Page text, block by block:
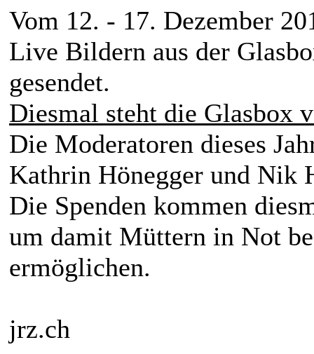
Vom 12. - 17. Dezember
Live Bildern aus der
gesendet.
Diesmal steht die Glasbox
Die Moderatoren dieses
Kathrin Hönegger und Nik
Die Spenden kommen
um damit Müttern in Not
ermöglichen.
jrz.ch